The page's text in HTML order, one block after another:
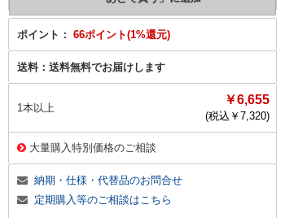
ポイント： 66ポイント(1%還元)
送料： 送料無料でお届けします
1本以上
￥6,655
(税込￥ 7,320)
大量購入特別価格のご相談
納期・仕様・代替品のお問合せ
定期購入等のご相談はこちら